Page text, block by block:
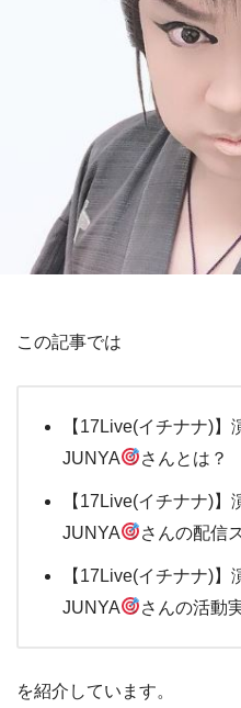
この記事では
【17Live(イチナナ)
JUNYA
さんとは？
【17Live(イチナナ)
JUNYA
さんの配信
【17Live(イチナナ)
JUNYA
さんの活動
を紹介しています。